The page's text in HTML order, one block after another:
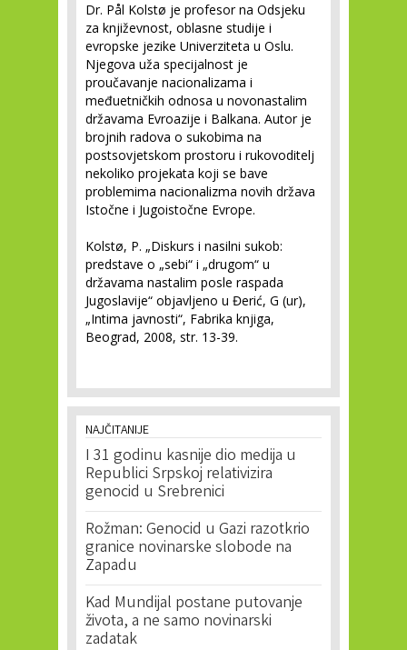
Dr. Pål Kolstø je profesor na Odsjeku
za književnost, oblasne studije i
evropske jezike Univerziteta u Oslu.
Njegova uža specijalnost je
proučavanje nacionalizama i
međuetničkih odnosa u novonastalim
državama Evroazije i Balkana. Autor je
brojnih radova o sukobima na
postsovjetskom prostoru i rukovoditelj
nekoliko projekata koji se bave
problemima nacionalizma novih država
Istočne i Jugoistočne Evrope.
Kolstø, P. „Diskurs i nasilni sukob:
predstave o „sebi“ i „drugom“ u
državama nastalim posle raspada
Jugoslavije“ objavljeno u Đerić, G (ur),
„Intima javnosti“, Fabrika knjiga,
Beograd, 2008, str. 13-39.
NAJČITANIJE
I 31 godinu kasnije dio medija u
Republici Srpskoj relativizira
genocid u Srebrenici
Rožman: Genocid u Gazi razotkrio
granice novinarske slobode na
Zapadu
Kad Mundijal postane putovanje
života, a ne samo novinarski
zadatak